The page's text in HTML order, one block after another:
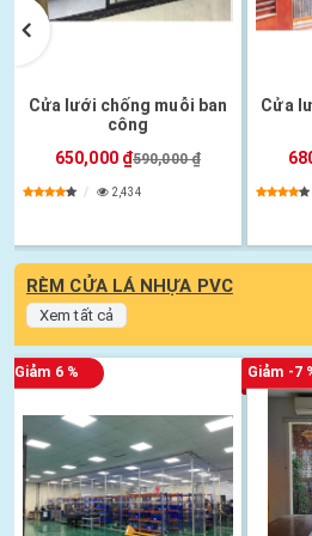
Cửa lưới chống muỗi ban
công
650,000 ₫590,000 ₫
2,434
Cửa
RÈM CỬA LÁ NHỰA PVC
Xem tất cả
Giảm 6 % Giảm -7